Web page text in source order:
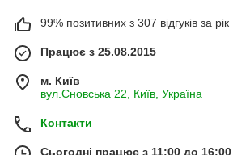
99% позитивних з 307 відгуків за рік
Працює з 25.08.2015
м. Київ
вул.Сновська 22, Київ, Україна
Контакти
Сьогодні працює з 11:00 до 16:00